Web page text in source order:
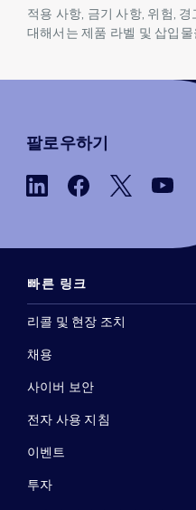
적용 사항, 금기 사항, 위험, 경
대해서는 제품 라벨 및 삽입
팔로우하기
빠른 링크
리콜 및 현장 조치
채용
사이버 보안
전자 사용 지침
이벤트
투자